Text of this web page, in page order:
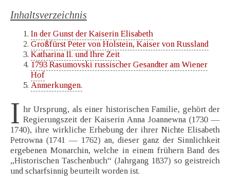
Inhaltsverzeichnis
In der Gunst der Kaiserin Elisabeth
Großfürst Peter von Holstein, Kaiser von Russland
Katharina II. und Ihre Zeit
1793 Rasumovski russischer Gesandter am Wiener
Hof
Anmerkungen.
I hr Ursprung, als einer historischen Familie, gehört der
Regierungszeit der Kaiserin Anna Joannewna (1730 —
1740), ihre wirkliche Erhebung der ihrer Nichte Elisabeth
Petrowna (1741 — 1762) an, dieser ganz der Sinnlichkeit
ergebenen Monarchin, welche in einem frühern Band des
„Historischen Taschenbuch“ (Jahrgang 1837) so geistreich
und scharfsinnig beurteilt worden ist.